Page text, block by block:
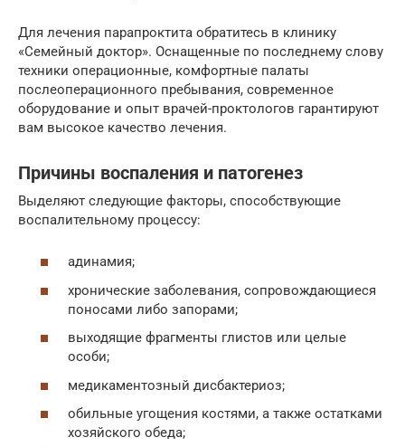
Для лечения парапроктита обратитесь в клинику
«Семейный доктор». Оснащенные по последнему слову
техники операционные, комфортные палаты
послеоперационного пребывания, современное
оборудование и опыт врачей-проктологов гарантируют
вам высокое качество лечения.
Причины воспаления и патогенез
Выделяют следующие факторы, способствующие
воспалительному процессу:
адинамия;
хронические заболевания, сопровождающиеся
поносами либо запорами;
выходящие фрагменты глистов или целые
особи;
медикаментозный дисбактериоз;
обильные угощения костями, а также остатками
хозяйского обеда;